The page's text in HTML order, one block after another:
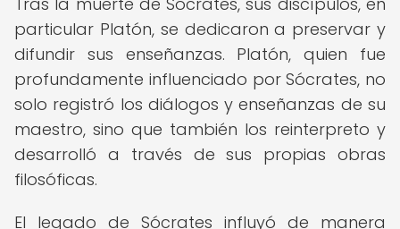
particular Platón, se dedicaron a preservar y
difundir sus enseñanzas. Platón, quien fue
profundamente influenciado por Sócrates, no
solo registró los diálogos y enseñanzas de su
maestro, sino que también los reinterpreto y
desarrolló a través de sus propias obras
filosóficas.
El legado de Sócrates influyó de manera